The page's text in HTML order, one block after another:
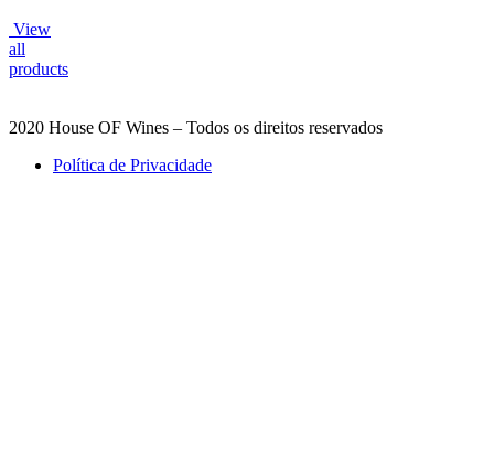
View
all
products
2020 House OF Wines – Todos os direitos reservados
Política de Privacidade